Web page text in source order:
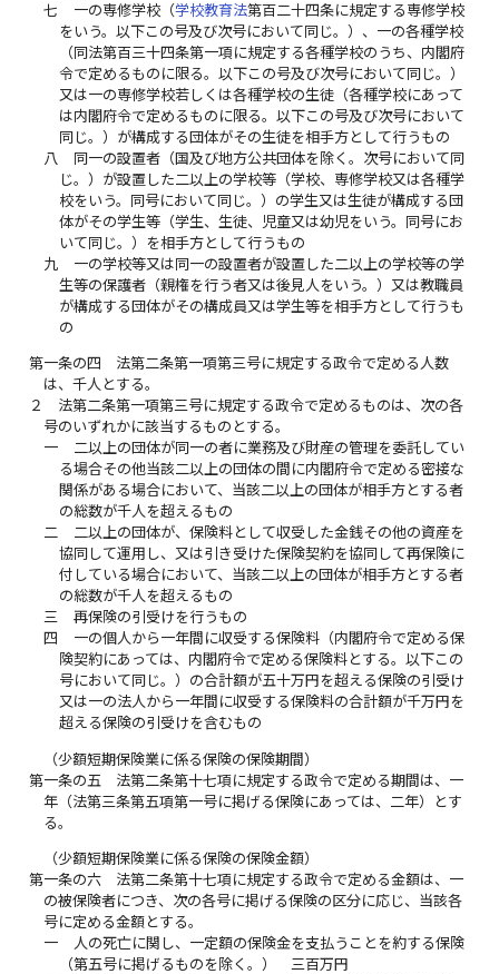
七
一の専修学校（学校教育法第百二十四条に規定する専修学校
をいう。以下この号及び次号において同じ。）、一の各種学校
（同法第百三十四条第一項に規定する各種学校のうち、内閣府
令で定めるものに限る。以下この号及び次号において同じ。）
又は一の専修学校若しくは各種学校の生徒（各種学校にあって
は内閣府令で定めるものに限る。以下この号及び次号において
同じ。）が構成する団体がその生徒を相手方として行うもの
八
同一の設置者（国及び地方公共団体を除く。次号において同
じ。）が設置した二以上の学校等（学校、専修学校又は各種学
校をいう。同号において同じ。）の学生又は生徒が構成する団
体がその学生等（学生、生徒、児童又は幼児をいう。同号にお
いて同じ。）を相手方として行うもの
九
一の学校等又は同一の設置者が設置した二以上の学校等の学
生等の保護者（親権を行う者又は後見人をいう。）又は教職員
が構成する団体がその構成員又は学生等を相手方として行うも
の
第一条の四
法第二条第一項第三号に規定する政令で定める人数
は、千人とする。
２
法第二条第一項第三号に規定する政令で定めるものは、次の各
号のいずれかに該当するものとする。
一
二以上の団体が同一の者に業務及び財産の管理を委託してい
る場合その他当該二以上の団体の間に内閣府令で定める密接な
関係がある場合において、当該二以上の団体が相手方とする者
の総数が千人を超えるもの
二
二以上の団体が、保険料として収受した金銭その他の資産を
協同して運用し、又は引き受けた保険契約を協同して再保険に
付している場合において、当該二以上の団体が相手方とする者
の総数が千人を超えるもの
三
再保険の引受けを行うもの
四
一の個人から一年間に収受する保険料（内閣府令で定める保
険契約にあっては、内閣府令で定める保険料とする。以下この
号において同じ。）の合計額が五十万円を超える保険の引受け
又は一の法人から一年間に収受する保険料の合計額が千万円を
超える保険の引受けを含むもの
（少額短期保険業に係る保険の保険期間）
第一条の五
法第二条第十七項に規定する政令で定める期間は、一
年（法第三条第五項第一号に掲げる保険にあっては、二年）とす
る。
（少額短期保険業に係る保険の保険金額）
第一条の六
法第二条第十七項に規定する政令で定める金額は、一
の被保険者につき、次の各号に掲げる保険の区分に応じ、当該各
号に定める金額とする。
一
人の死亡に関し、一定額の保険金を支払うことを約する保険
（第五号に掲げるものを除く。） 三百万円